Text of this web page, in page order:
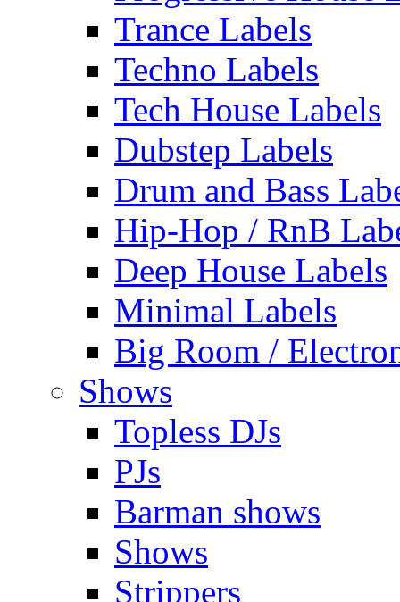
Trance Labels
Techno Labels
Tech House Labels
Dubstep Labels
Drum and Bass
Hip-Hop / RnB
Deep House Labels
Minimal Labels
Big Room /
Shows
Topless DJs
PJs
Barman shows
Shows
Strippers